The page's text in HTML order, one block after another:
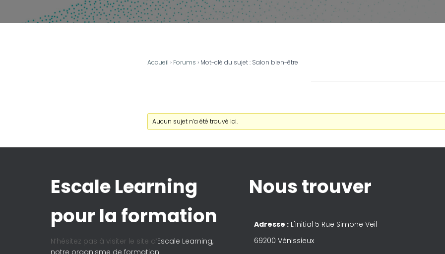
Accueil › Forums › Mot-clé du sujet : Salon bien-être
Aucun sujet n’a été trouvé ici.
Escale Learning
pour la formation
N’hésitez pas à visiter le site d’Escale Learning,
notre organisme de formation.
Nous trouver
Adresse : L'Initial 5 Rue Simone Veil
69200 Vénissieux